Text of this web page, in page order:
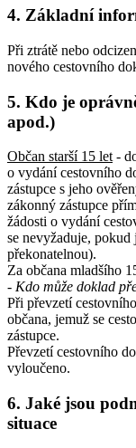
4. Základní
Při ztrátě nebo
nového cestovního
5. Kdo je
apod.)
Občan starší 15 let -
o vydání cestovního
zástupce s jeho
zákonný zástupce
žádosti o vydání
se nevyžaduje, pokud
překonatelnou).
Za občana mladšího
- Kdo může doklad
Při převzetí
občana, jemuž se
zástupce.
Převzetí cestovního
vyloučeno.
6. Jaké jsou
situace